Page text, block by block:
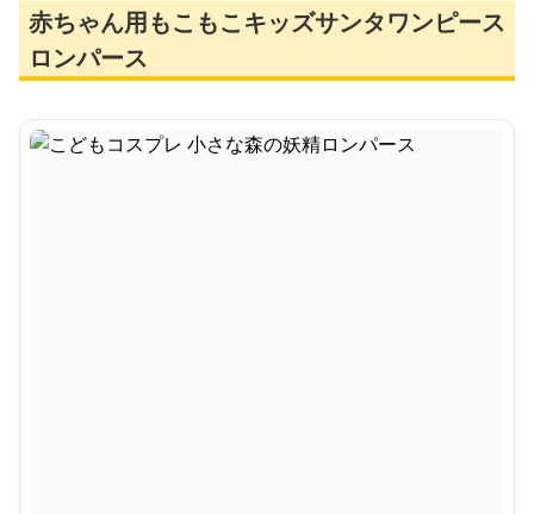
赤ちゃん用もこもこキッズサンタワンピース
ロンパース